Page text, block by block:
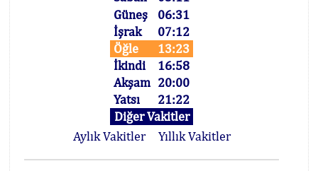
Güneş
06:31
İşrak
07:12
Öğle
13:23
İkindi
16:58
Akşam 20:00
Yatsı
21:22
Diğer Vakitler
Aylık Vakitler
Yıllık Vakitler